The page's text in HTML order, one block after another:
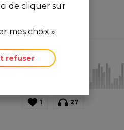
1
1 27
de cliquer sur
mes choix ».
refuser